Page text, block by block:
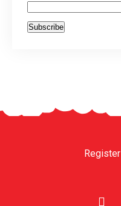
Register